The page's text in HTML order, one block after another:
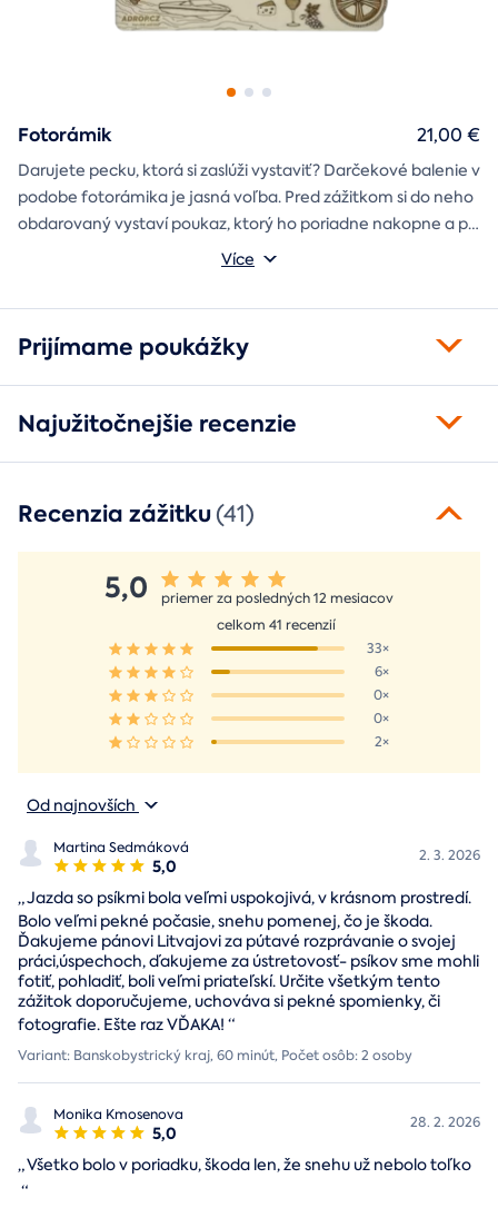
Fotorámik
Darujete pecku, ktorá si zaslúži vystaviť? Darčekové balenie v
podobe fotorámika je jasná voľba. Pred zážitkom si do neho
obdarovaný vystaví poukaz, ktorý ho poriadne nakopne a po
absolvovaní tam poputuje fotka zo zážitku, ktorá pri každom
Môžete vybrať z motívov balónový, tunelový a univerzálny
Více
21,00 €
Prijímame poukážky
Najužitočnejšie recenzie
Recenzia zážitku(41)
5,0
priemer za posledných 12 mesiacov
celkom 41 recenzií
33×
6×
0×
0×
2×
Od najnovších
Martina Sedmáková
5,0 2. 3. 2026
„Jazda so psíkmi bola veľmi uspokojivá, v krásnom prostredí.
Bolo veľmi pekné počasie, snehu pomenej, čo je škoda.
Ďakujeme pánovi Litvajovi za pútavé rozprávanie o svojej
práci,úspechoch, ďakujeme za ústretovosť- psíkov sme mohli
fotiť, pohladiť, boli veľmi priateľskí. Určite všetkým tento
zážitok doporučujeme, uchováva si pekné spomienky, či
fotografie. Ešte raz VĎAKA! “
Variant: Banskobystrický kraj, 60 minút, Počet osôb: 2 osoby
Monika Kmosenova
5,0 28. 2. 2026
„Všetko bolo v poriadku, škoda len, že snehu už nebolo toľko
“